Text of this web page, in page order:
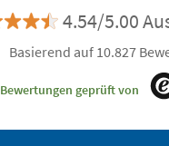
4.54/5.00
Basierend auf 10.827
Bewertungen geprüft von